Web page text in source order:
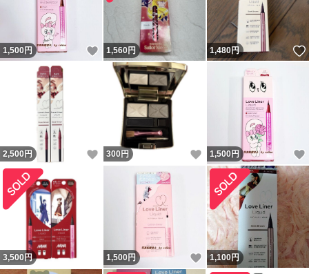
1,500円 いいね！
1,560円 1,480円
2,500 円 いいね！
300 円 いいね！
1,500円
3,500 円 1,500円 いいね！
1,100円